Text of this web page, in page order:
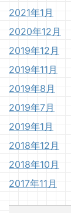
2021年1月
2020年12月
2019年12月
2019年11月
2019年8月
2019年7月
2019年1月
2018年12月
2018年10月
2017年11月